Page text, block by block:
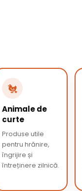
🐔
Animale de
curte
Produse utile
pentru hrănire,
îngrijire și
întreținere zilnică.